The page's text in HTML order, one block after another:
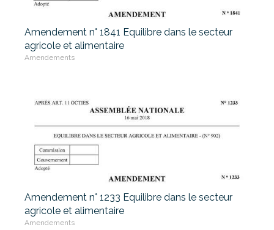
Amendement n° 1841 Equilibre dans le secteur
agricole et alimentaire
Amendements
Amendement n° 1233 Equilibre dans le secteur
agricole et alimentaire
Amendements